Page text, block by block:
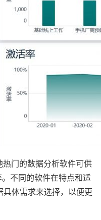
门的数据分析软件可供
不同的软件在特点和适
体需求来选择，以便更